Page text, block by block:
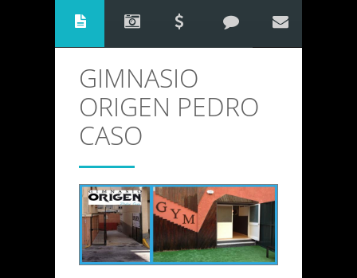
GIMNASIO
ORIGEN PEDRO
CASO
CONTACTO
Anterior/Siguiente página
GIMNASIO
This page can't load Google
Maps correctly.
Do you own this